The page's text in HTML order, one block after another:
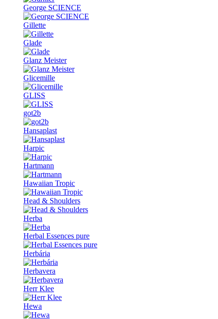
George SCIENCE
Gillette
Glade
Glanz Meister
Glicemille
GLISS
got2b
Hansaplast
Harpic
Hartmann
Hawaiian Tropic
Head & Shoulders
Herba
Herbal Essences pure
Herbária
Herbavera
Herr Klee
Hewa